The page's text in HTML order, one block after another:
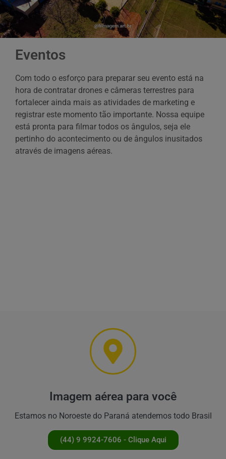
Eventos
Com todo o esforço para preparar seu evento está na
hora de contratar drones e câmeras terrestres para
fortalecer ainda mais as atividades de marketing e
registrar este momento tão importante. Nossa equipe
está pronta para filmar todos os ângulos, seja ele
pertinho do acontecimento ou de ângulos inusitados
através de imagens aéreas.
Imagem aérea para você
Estamos no Noroeste do Paraná atendemos todo Brasil
(44) 9 9924-7606 - Clique Aqui